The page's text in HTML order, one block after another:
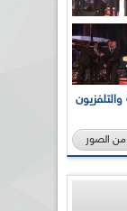
والتلفزيون
من الصور